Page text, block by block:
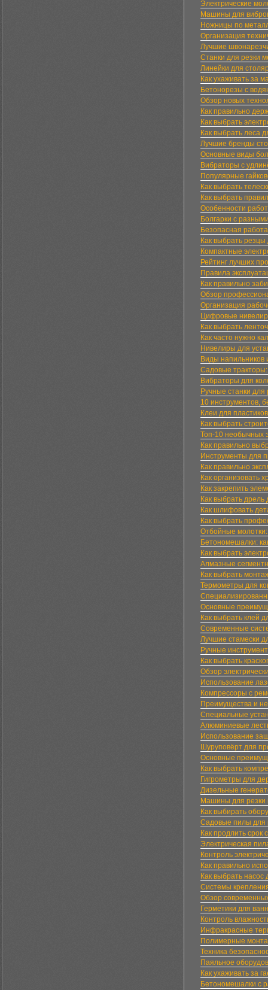
Электрические
Машины для
Ножницы по
Организация
Лучшие
Станки для резки
Линейки для
Как ухаживать за
Бетонорезы с
Обзор новых
Как правильно
Как выбрать
Как выбрать леса
Лучшие бренды
Основные виды
Вибраторы с
Популярные
Как выбрать
Как выбрать
Особенности
Болгарки с
Безопасная
Как выбрать
Компактные
Рейтинг лучших
Правила
Как правильно
Обзор
Организация
Цифровые
Как выбрать
Как часто нужно
Нивелиры для
Виды напильников
Садовые
Вибраторы для
Ручные станки для
10 инструментов,
Клеи для
Как выбрать
Топ-10 необычных
Как правильно
Инструменты для
Как правильно
Как организовать
Как закрепить
Как выбрать
Как шлифовать
Как выбрать
Отбойные
Бетономешалки:
Как выбрать
Алмазные
Как выбрать
Термометры для
Основные
Как выбрать клей
Современные
Лучшие стамески
Ручные
Как выбрать
Обзор
Использование
Компрессоры с
Преимущества и
Специальные
Алюминиевые
Использование
Шуруповёрт для
Основные
Как выбрать
Гигрометры для
Дизельные
Машины для резки
Как выбирать
Садовые пилы для
Как продлить
Электрическая
Контроль
Как правильно
Как выбрать насос
Системы
Обзор
Герметики для
Контроль
Инфракрасные
Полимерные
Техника
Паяльное
Как ухаживать за
Бетономешалки с